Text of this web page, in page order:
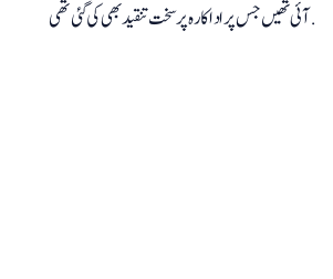
آئی تھیں جس پر اداکارہ پر سخت تنقید بھی کی گئی تھی.